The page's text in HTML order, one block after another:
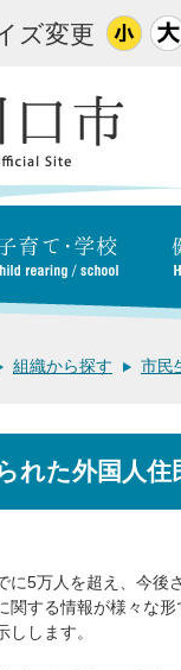
ズ変更
組織から探す 市民
れた外国人
に5万人を超え、今後
関する情報が様々な
しします。